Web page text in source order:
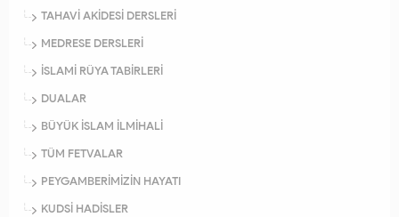
TAHAVİ AKİDESİ DERSLERİ
MEDRESE DERSLERİ
İSLAMİ RÜYA TABİRLERİ
DUALAR
BÜYÜK İSLAM İLMİHALİ
TÜM FETVALAR
PEYGAMBERİMİZİN HAYATI
KUDSİ HADİSLER